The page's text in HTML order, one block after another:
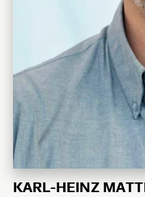
KARL-HEINZ